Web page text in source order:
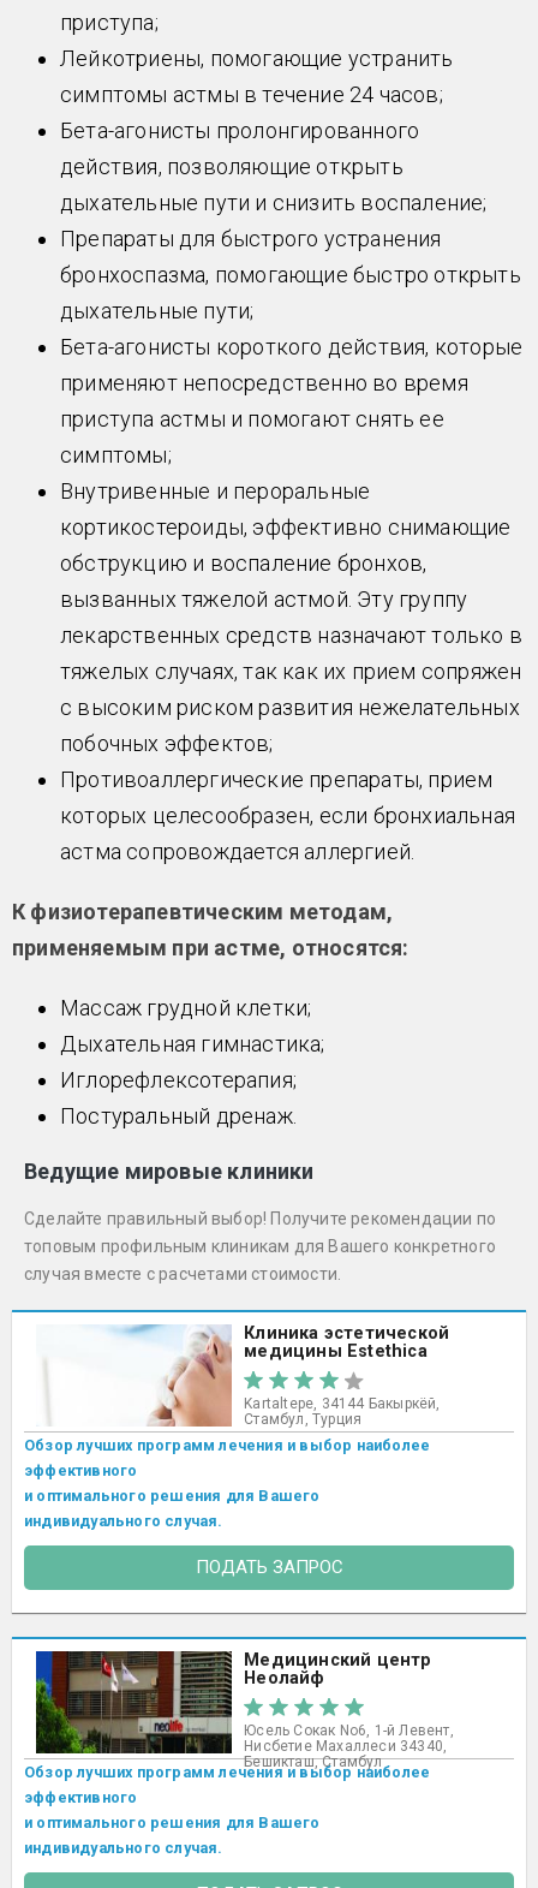
приступа;
Лейкотриены, помогающие устранить
симптомы астмы в течение 24 часов;
Бета-агонисты пролонгированного
действия, позволяющие открыть
дыхательные пути и снизить воспаление;
Препараты для быстрого устранения
бронхоспазма, помогающие быстро открыть
дыхательные пути;
Бета-агонисты короткого действия, которые
применяют непосредственно во время
приступа астмы и помогают снять ее
симптомы;
Внутривенные и пероральные
кортикостероиды, эффективно снимающие
обструкцию и воспаление бронхов,
вызванных тяжелой астмой. Эту группу
лекарственных средств назначают только в
тяжелых случаях, так как их прием сопряжен
с высоким риском развития нежелательных
побочных эффектов;
Противоаллергические препараты, прием
которых целесообразен, если бронхиальная
астма сопровождается аллергией.
К физиотерапевтическим методам,
применяемым при астме, относятся:
Массаж грудной клетки;
Дыхательная гимнастика;
Иглорефлексотерапия;
Постуральный дренаж.
Ведущие мировые клиники
Сделайте правильный выбор! Получите рекомендации по
топовым профильным клиникам для Вашего конкретного
случая вместе с расчетами стоимости.
Клиника эстетической
медицины Estethica
Kartaltepe, 34144 Бакыркёй,
Стамбул, Турция
Обзор лучших программ лечения и выбор наиболее
эффективного
и оптимального решения для Вашего
индивидуального случая.
ПОДАТЬ ЗАПРОС
Медицинский центр
Неолайф
Юсель Сокак No6, 1-й Левент,
Нисбетие Махаллеси 34340,
Бешикташ, Стамбул ​
Обзор лучших программ лечения и выбор наиболее
эффективного
и оптимального решения для Вашего
индивидуального случая.